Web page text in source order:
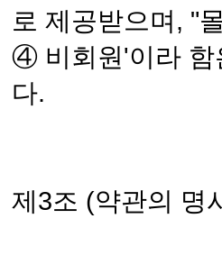
로 제공받으며, "
④ 비회원'이라 함
다.
제3조 (약관의 명